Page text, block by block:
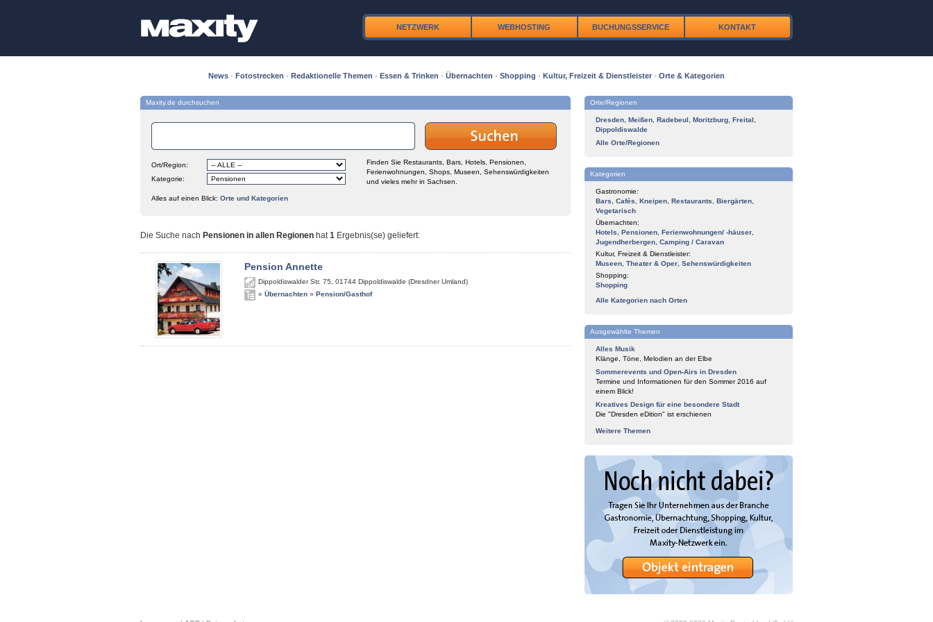
NETZWERK WEBHOSTING BUCHUNGSSERVICE KONTAKT
News · Fotostrecken · Redaktionelle Themen · Essen & Trinken · Übernachten · Shopping · Kultur, Freizeit & Dienstleister · Orte & Kategorien
Maxity.de durchsuchen
Ort/Region:
Kategorie:
Finden Sie Restaurants, Bars, Hotels, Pensionen,
Ferienwohnungen, Shops, Museen, Sehenswürdigkeiten
und vieles mehr in Sachsen.
Alles auf einen Blick: Orte und Kategorien
Die Suche nach Pensionen in allen Regionen hat1 Ergebnis(se) geliefert:
Pension Annette
Dippoldiswalder Str. 75 01744 Dippoldiswalde (Dresdner Umland)
» Übernachten » Pension/Gasthof
Orte/Regionen
Dresden Meißen Radebeul Moritzburg Freital
Dippoldiswalde
Alle Orte/Regionen
Kategorien
Gastronomie:
Bars
Cafés Kneipen Restaurants Biergärten
Vegetarisch
Übernachten:
Hotels
Pensionen Ferienwohnungen/ -häuser
Jugendherbergen Camping / Caravan
Kultur, Freizeit & Dienstleister:
Museen Theater & Oper Sehenswürdigkeiten
Shopping:
Shopping
Alle Kategorien nach Orten
Ausgewählte Themen
Alles Musik
Klänge, Töne, Melodien an der Elbe
Sommerevents und Open-Airs in Dresden
Termine und Informationen für den Sommer 2016 auf
einem Blick!
Kreatives Design für eine besondere Stadt
Die "Dresden eDition" ist erschienen
Weitere Themen